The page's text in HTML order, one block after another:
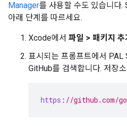
Manager를 사용할 수도 있습니다
아래 단계를 따르세요.
Xcode에서 파일 > 패키지 추
표시되는 프롬프트에서
GitHub를 검색합니다. 저장소:
https : //github.com/